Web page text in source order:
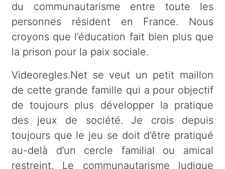
du communautarisme entre toute les
personnes résident en France. Nous
croyons que l’éducation fait bien plus que
la prison pour la paix sociale.
Videoregles.Net se veut un petit maillon
de cette grande famille qui a pour objectif
de toujours plus développer la pratique
des jeux de société. Je crois depuis
toujours que le jeu se doit d’être pratiqué
au-delà d’un cercle familial ou amical
restreint. Le communautarisme ludique